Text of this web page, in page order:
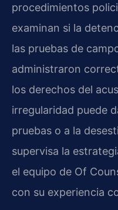
procedimientos
examinan si la
las pruebas de
administraron
los derechos del
irregularidad puede
pruebas o a la
supervisa la
el equipo de Of
con su experiencia